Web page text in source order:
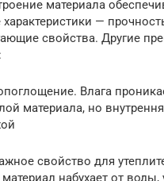
материала
характеристики —
свойства. Другие
Влага
материала, но
свойство для
набухает от воды,